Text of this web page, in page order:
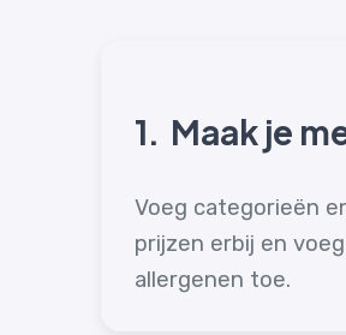
1. Maak je
Voeg categorieën
prijzen erbij en
allergenen toe.